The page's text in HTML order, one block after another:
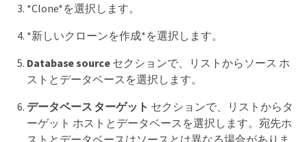
*Clone*を選択します。
*新しいクローンを作成*を選択します。
Database sourceセクションで、リストからソース ホ
ストとデータベースを選択します。
データベース ターゲット セクションで、リストからタ
ーゲット ホストとデータベースを選択します。宛先ホ
ストとデータベースはソースとは異なる場合がありま